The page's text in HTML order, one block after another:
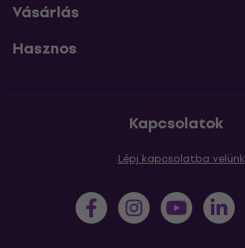
Vásárlás
Hasznos
Kapcsolatok
Lépj kapcsolatba velünk